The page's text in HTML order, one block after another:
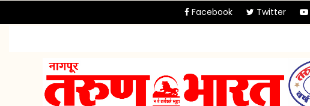
Facebook Twitter